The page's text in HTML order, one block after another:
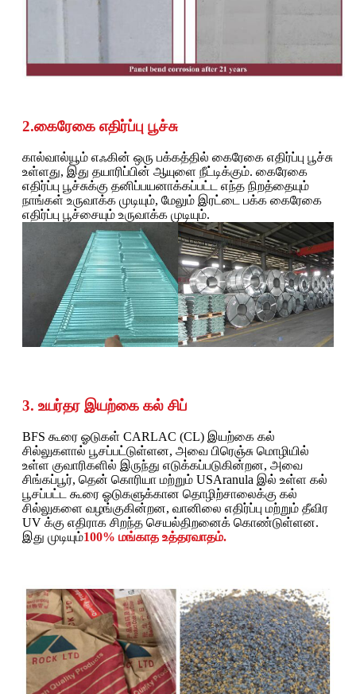
2.கைரேகை எதிர்ப்பு பூச்சு
கால்வால்யூம் எஃகின் ஒரு பக்கத்தில் கைரேகை எதிர்ப்பு பூச்சு
உள்ளது, இது தயாரிப்பின் ஆயுளை நீட்டிக்கும். கைரேகை
எதிர்ப்பு பூச்சுக்கு தனிப்பயனாக்கப்பட்ட எந்த நிறத்தையும்
நாங்கள் உருவாக்க முடியும், மேலும் இரட்டை பக்க கைரேகை
எதிர்ப்பு பூச்சையும் உருவாக்க முடியும்.
3. உயர்தர இயற்கை கல் சிப்
BFS கூரை ஓடுகள் CARLAC (CL) இயற்கை கல்
சில்லுகளால் பூசப்பட்டுள்ளன, அவை பிரெஞ்சு மொழியில்
உள்ள குவாரிகளில் இருந்து எடுக்கப்படுகின்றன, அவை
சிங்கப்பூர், தென் கொரியா மற்றும் USAranula இல் உள்ள கல்
பூசப்பட்ட கூரை ஓடுகளுக்கான தொழிற்சாலைக்கு கல்
சில்லுகளை வழங்குகின்றன, வானிலை எதிர்ப்பு மற்றும் தீவிர
UV க்கு எதிராக சிறந்த செயல்திறனைக் கொண்டுள்ளன.
இது முடியும்100% மங்காத உத்தரவாதம்.